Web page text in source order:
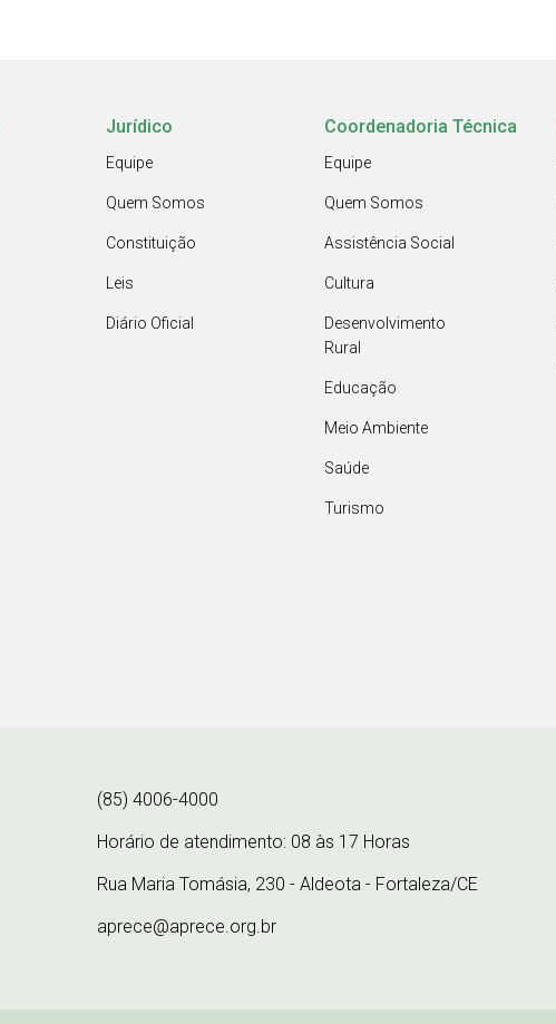
Jurídico
Equipe
Quem Somos
Constituição
Leis
Diário Oficial
Coordenadoria Técnica
Equipe
Quem Somos
Assistência Social
Cultura
Desenvolvimento
Rural
Educação
Meio Ambiente
Saúde
Turismo
(85) 4006-4000
Horário de atendimento: 08 às 17 Horas
Rua Maria Tomásia, 230 - Aldeota - Fortaleza/CE
aprece@aprece.org.br